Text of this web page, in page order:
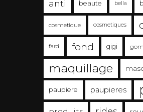
anti beaute bella
cosmetique cosmetiques
fard fond gigi
maquillage
paupiere paupieres